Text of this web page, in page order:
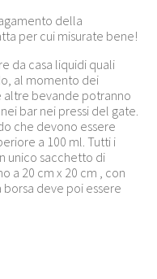
della
per cui misurate bene!
da casa liquidi quali
al momento dei
altre bevande potranno
bar nei pressi del gate.
che devono essere
a 100 ml. Tutti i
unico sacchetto di
a 20 cm x 20 cm , con
deve poi essere